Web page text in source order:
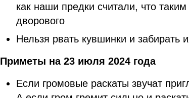
как наши предки считали, что
дворового
Нельзя рвать кувшинки и забирать
Приметы на 23 июля 2024 года
Если громовые раскаты звучат